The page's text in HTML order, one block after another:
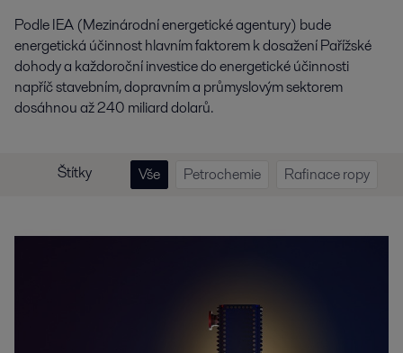
Podle IEA (Mezinárodní energetické agentury) bude
energetická účinnost hlavním faktorem k dosažení Pařížské
dohody a každoroční investice do energetické účinnosti
napříč stavebním, dopravním a průmyslovým sektorem
dosáhnou až 240 miliard dolarů.
Štítky Vše Petrochemie Rafinace ropy